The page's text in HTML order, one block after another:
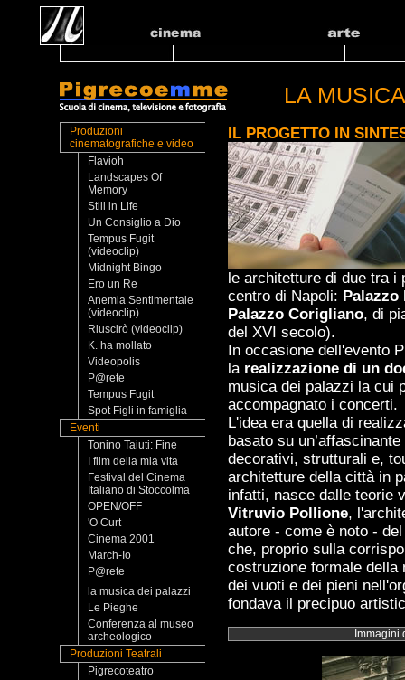
Produzioni
cinematografiche e video
Flavioh
Landscapes Of
Memory
Still in Life
Un Consiglio a Dio
Tempus Fugit
(videoclip)
Midnight Bingo
Ero un Re
Anemia Sentimentale
(videoclip)
Riuscirò (videoclip)
K. ha mollato
Videopolis
P@rete
Tempus Fugit
Spot Figli in famiglia
Eventi
Tonino Taiuti: Fine
I film della mia vita
Festival del Cinema
Italiano di Stoccolma
OPEN/OFF
'O Curt
Cinema 2001
March-Io
P@rete
la musica dei palazzi
Le Pieghe
Conferenza al museo
archeologico
Produzioni Teatrali
Pigrecoteatro
LA
IL PROGETTO IN
le architetture di due tra i
centro di Napoli: Palazzo
Palazzo Corigliano, di
del XVI secolo).
In occasione dell'evento
la realizzazione di un
musica dei palazzi la cui
accompagnato i concerti.
L'idea era quella di
basato su
decorativi, strutturali e,
architetture della città in
infatti, nasce dalle teorie
Vitruvio Pollione,
autore - come è noto -
che, proprio sulla
costruzione formale della
dei vuoti e dei pieni
fondava il precipuo
Immagini